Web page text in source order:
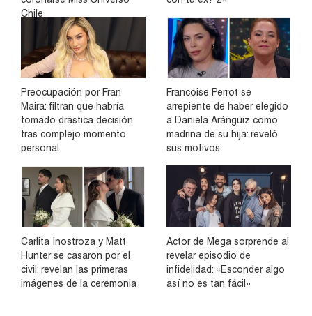
Chile
Preocupación por Fran
Maira: filtran que habría
tomado drástica decisión
tras complejo momento
personal
Francoise Perrot se
arrepiente de haber elegido
a Daniela Aránguiz como
madrina de su hija: reveló
sus motivos
Carlita Inostroza y Matt
Hunter se casaron por el
civil: revelan las primeras
imágenes de la ceremonia
Actor de Mega sorprende al
revelar episodio de
infidelidad: «Esconder algo
así no es tan fácil»